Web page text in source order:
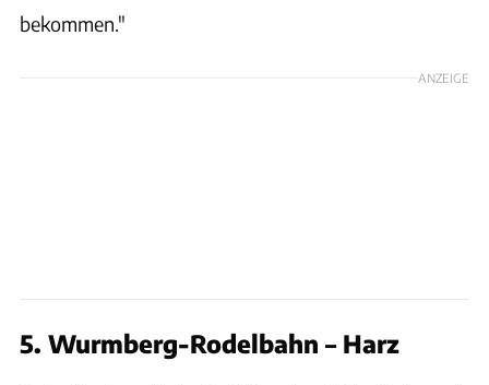
bekommen."
ANZEIGE
5. Wurmberg-Rodelbahn – Harz